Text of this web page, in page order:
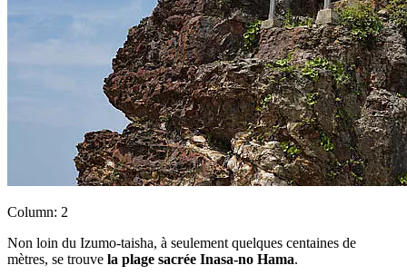
Column: 2
Non loin du Izumo-taisha, à seulement quelques centaines de
mètres, se trouve la plage sacrée Inasa-no Hama.